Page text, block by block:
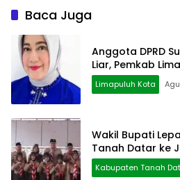
Baca Juga
Anggota DPRD
Liar, Pemkab
Limapuluh Kota
Wakil Bupati
Tanah Datar ke
Kabupaten Tanah